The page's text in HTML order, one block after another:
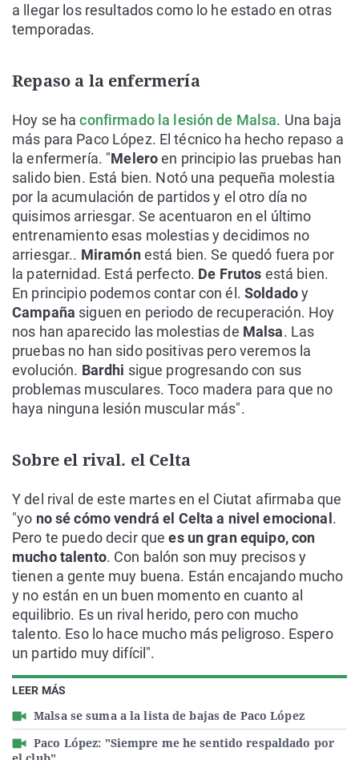
LEER MÁS
Malsa se suma a la lista de bajas de Paco López
Paco López: "Siempre me he sentido respaldado por
a llegar los resultados como lo he estado en otras
temporadas.
Repaso a la enfermería
Hoy se haconfirmado la lesión de Malsa. Una baja
más para Paco López. El técnico ha hecho repaso a
la enfermería. "Meleroen principio las pruebas han
salido bien. Está bien. Notó una pequeña molestia
por la acumulación de partidos y el otro día no
quisimos arriesgar. Se acentuaron en el último
entrenamiento esas molestias y decidimos no
arriesgar.. Miramónestá bien. Se quedó fuera por
la paternidad. Está perfecto. De Frutos está bien.
En principio podemos contar con él.Soldadoy
Campaña siguen en periodo de recuperación. Hoy
nos han aparecido las molestias de Malsa. Las
pruebas no han sido positivas pero veremos la
evolución. Bardhi sigue progresando con sus
problemas musculares. Toco madera para que no
haya ninguna lesión muscular más".
Sobre el rival. el Celta
Y del rival de este martes en el Ciutat afirmaba que
"yo no sé cómo vendrá el Celta a nivel emocional .
Pero te puedo decir que es un gran equipo, con
mucho talento. Con balón son muy precisos y
tienen a gente muy buena. Están encajando mucho
y no están en un buen momento en cuanto al
equilibrio. Es un rival herido, pero con mucho
talento. Eso lo hace mucho más peligroso. Espero
un partido muy difícil".